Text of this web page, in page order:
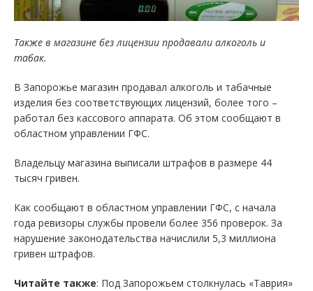
Также в магазине без лицензии продавали алкоголь и
табак.
В Запорожье магазин продавал алкоголь и табачные
изделия без соответствующих лицензий, более того –
работал без кассового аппарата. Об этом сообщают в
областном управлении ГФС.
Владельцу магазина выписали штрафов в размере 44
тысяч гривен.
Как сообщают в областном управлении ГФС, с начала
года ревизоры службы провели более 356 проверок. За
нарушение законодательства начислили 5,3 миллиона
гривен штрафов.
Читайте также: Под Запорожьем столкнулась «Таврия»